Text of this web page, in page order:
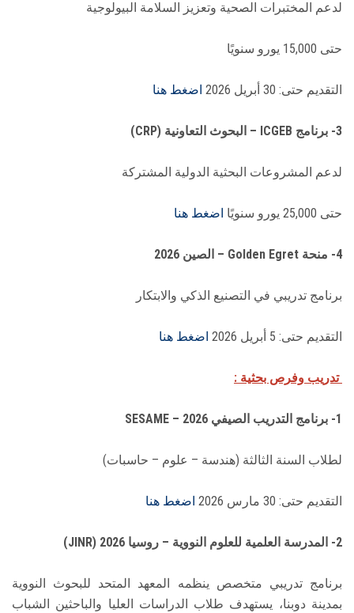
لدعم المختبرات الصحية وتعزيز السلامة البيولوجية
حتى 15,000 يورو سنويًا
التقديم حتى: 30 أبريل 2026 اضغط هنا
3- برنامج ICGEB – البحوث التعاونية (CRP)
لدعم المشروعات البحثية الدولية المشتركة
حتى 25,000 يورو سنويًا اضغط هنا
4- منحة Golden Egret – الصين 2026
برنامج تدريبي في التصنيع الذكي والابتكار
التقديم حتى: 5 أبريل 2026 اضغط هنا
تدريب وفرص بحثية :
1- برنامج التدريب الصيفي SESAME – 2026
لطلاب السنة الثالثة (هندسة – علوم – حاسبات)
التقديم حتى: 30 مارس 2026 اضغط هنا
2- المدرسة العلمية للعلوم النووية – روسيا 2026 (JINR)
برنامج تدريبي متخصص ينظمه المعهد المتحد للبحوث النووية
بمدينة دوبنا، يستهدف طلاب الدراسات العليا والباحثين الشباب